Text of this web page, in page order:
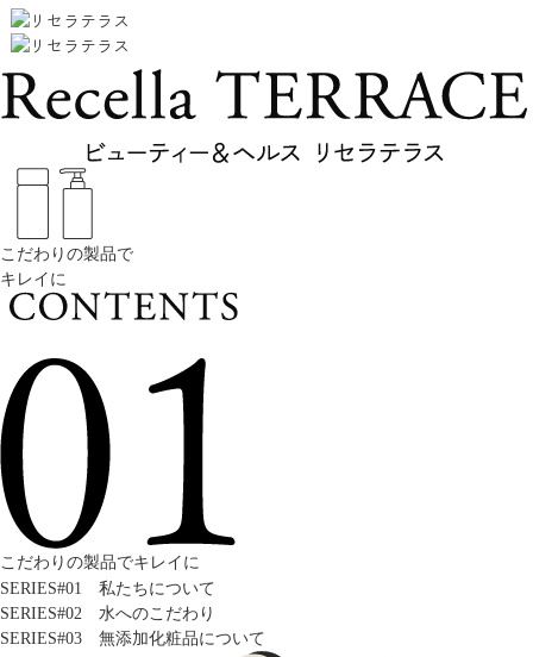
こだわりの製品で
キレイに
こだわりの製品でキレイに
SERIES#01 私たちについて
SERIES#02 水へのこだわり
SERIES#03 無添加化粧品について